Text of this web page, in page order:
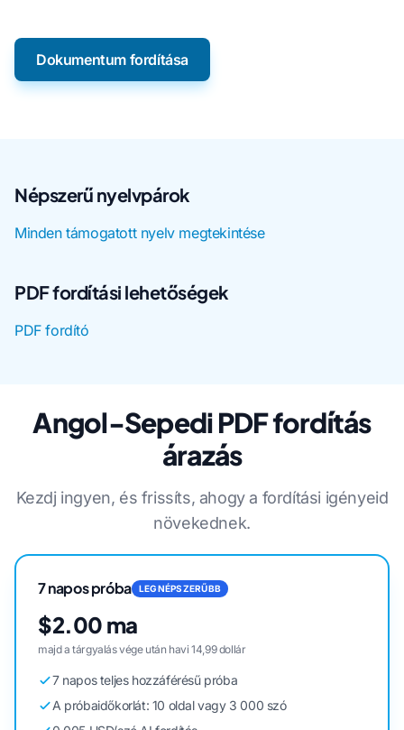
Dokumentum fordítása
Népszerű nyelvpárok
Minden támogatott nyelv megtekintése
PDF fordítási lehetőségek
PDF fordító
Angol-Sepedi PDF fordítás
árazás
Kezdj ingyen, és frissíts, ahogy a fordítási igényeid
növekednek.
7 napos próba LEGNÉPSZERŰBB
$2.00 ma
majd a tárgyalás vége után havi 14,99 dollár
7 napos teljes hozzáférésű próba
A próbaidőkorlát: 10 oldal vagy 3 000 szó